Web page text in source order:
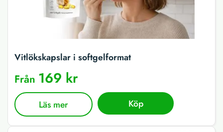
Vitlökskapslar i softgelformat
Från 169 kr
Läs mer Köp